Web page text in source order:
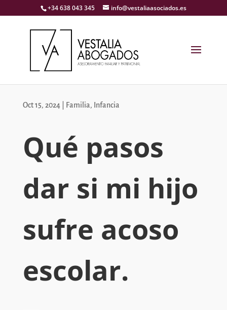
+34 638 043 345 info@vestaliaasociados.es
Oct 15, 2024| Familia, Infancia
Qué pasos
dar si mi hijo
sufre acoso
escolar.